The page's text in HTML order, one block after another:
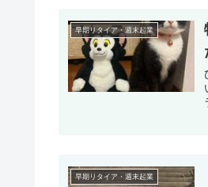
早期リタイア・週末起業
早期リタイア・週末起業